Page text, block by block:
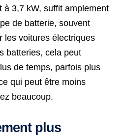
à 3,7 kW, suffit amplement
de batterie, souvent
les voitures électriques
batteries, cela peut
de temps, parfois plus
qui peut être moins
beaucoup.
plus